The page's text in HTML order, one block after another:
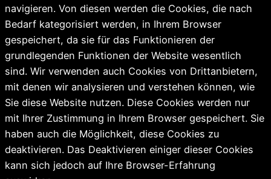
navigieren. Von diesen werden die Cookies, die nach
Bedarf kategorisiert werden, in Ihrem Browser
gespeichert, da sie für das Funktionieren der
grundlegenden Funktionen der Website wesentlich
sind. Wir verwenden auch Cookies von Drittanbietern,
mit denen wir analysieren und verstehen können, wie
Sie diese Website nutzen. Diese Cookies werden nur
mit Ihrer Zustimmung in Ihrem Browser gespeichert. Sie
haben auch die Möglichkeit, diese Cookies zu
deaktivieren. Das Deaktivieren einiger dieser Cookies
kann sich jedoch auf Ihre Browser-Erfahrung